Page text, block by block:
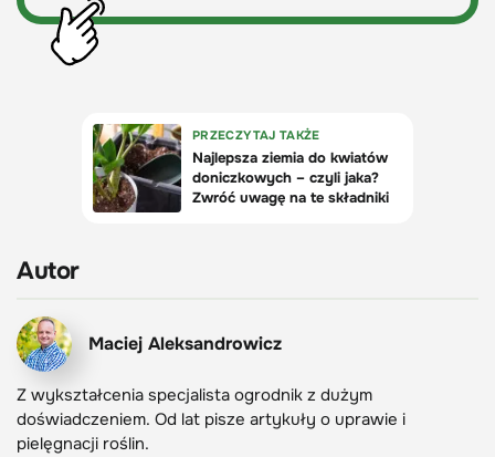
Autor
Maciej Aleksandrowicz
Z wykształcenia specjalista ogrodnik z dużym
doświadczeniem. Od lat pisze artykuły o uprawie i
pielęgnacji roślin.